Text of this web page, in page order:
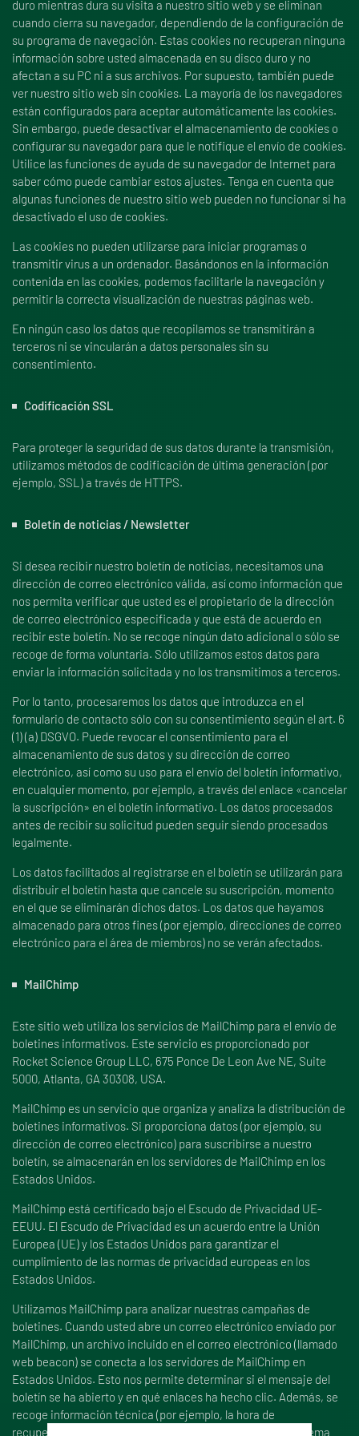
duro mientras dura su visita a nuestro sitio web y se eliminan
cuando cierra su navegador, dependiendo de la configuración de
su programa de navegación. Estas cookies no recuperan ninguna
información sobre usted almacenada en su disco duro y no
afectan a su PC ni a sus archivos. Por supuesto, también puede
ver nuestro sitio web sin cookies. La mayoría de los navegadores
están configurados para aceptar automáticamente las cookies.
Sin embargo, puede desactivar el almacenamiento de cookies o
configurar su navegador para que le notifique el envío de cookies.
Utilice las funciones de ayuda de su navegador de Internet para
saber cómo puede cambiar estos ajustes. Tenga en cuenta que
algunas funciones de nuestro sitio web pueden no funcionar si ha
desactivado el uso de cookies.
Las cookies no pueden utilizarse para iniciar programas o
transmitir virus a un ordenador. Basándonos en la información
contenida en las cookies, podemos facilitarle la navegación y
permitir la correcta visualización de nuestras páginas web.
En ningún caso los datos que recopilamos se transmitirán a
terceros ni se vincularán a datos personales sin su
consentimiento.
Codificación SSL
Para proteger la seguridad de sus datos durante la transmisión,
utilizamos métodos de codificación de última generación (por
ejemplo, SSL) a través de HTTPS.
Boletín de noticias / Newsletter
Si desea recibir nuestro boletín de noticias, necesitamos una
dirección de correo electrónico válida, así como información que
nos permita verificar que usted es el propietario de la dirección
de correo electrónico especificada y que está de acuerdo en
recibir este boletín. No se recoge ningún dato adicional o sólo se
recoge de forma voluntaria. Sólo utilizamos estos datos para
enviar la información solicitada y no los transmitimos a terceros.
Por lo tanto, procesaremos los datos que introduzca en el
formulario de contacto sólo con su consentimiento según el art. 6
(1) (a) DSGVO. Puede revocar el consentimiento para el
almacenamiento de sus datos y su dirección de correo
electrónico, así como su uso para el envío del boletín informativo,
en cualquier momento, por ejemplo, a través del enlace «cancelar
la suscripción» en el boletín informativo. Los datos procesados
antes de recibir su solicitud pueden seguir siendo procesados
legalmente.
Los datos facilitados al registrarse en el boletín se utilizarán para
distribuir el boletín hasta que cancele su suscripción, momento
en el que se eliminarán dichos datos. Los datos que hayamos
almacenado para otros fines (por ejemplo, direcciones de correo
electrónico para el área de miembros) no se verán afectados.
MailChimp
Este sitio web utiliza los servicios de MailChimp para el envío de
boletines informativos. Este servicio es proporcionado por
Rocket Science Group LLC, 675 Ponce De Leon Ave NE, Suite
5000, Atlanta, GA 30308, USA.
MailChimp es un servicio que organiza y analiza la distribución de
boletines informativos. Si proporciona datos (por ejemplo, su
dirección de correo electrónico) para suscribirse a nuestro
boletín, se almacenarán en los servidores de MailChimp en los
Estados Unidos.
MailChimp está certificado bajo el Escudo de Privacidad UE-
EEUU. El Escudo de Privacidad es un acuerdo entre la Unión
Europea (UE) y los Estados Unidos para garantizar el
cumplimiento de las normas de privacidad europeas en los
Estados Unidos.
Utilizamos MailChimp para analizar nuestras campañas de
boletines. Cuando usted abre un correo electrónico enviado por
MailChimp, un archivo incluido en el correo electrónico (llamado
web beacon) se conecta a los servidores de MailChimp en
Estados Unidos. Esto nos permite determinar si el mensaje del
boletín se ha abierto y en qué enlaces ha hecho clic. Además, se
recoge información técnica (por ejemplo, la hora de
recuperación, la dirección IP, el tipo de navegador y el sistema